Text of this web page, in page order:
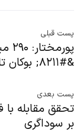
پست قبلی
&#۸۲۱۱; بوکان تامین شد
پست بعدی
تحقق مقابله
بر سوداگری